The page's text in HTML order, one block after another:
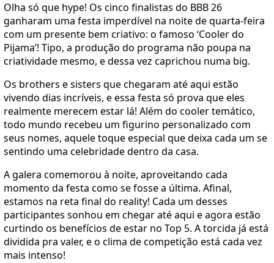
Olha só que hype! Os cinco finalistas do BBB 26
ganharam uma festa imperdível na noite de quarta-feira
com um presente bem criativo: o famoso ‘Cooler do
Pijama’! Tipo, a produção do programa não poupa na
criatividade mesmo, e dessa vez caprichou numa big.
Os brothers e sisters que chegaram até aqui estão
vivendo dias incríveis, e essa festa só prova que eles
realmente merecem estar lá! Além do cooler temático,
todo mundo recebeu um figurino personalizado com
seus nomes, aquele toque especial que deixa cada um se
sentindo uma celebridade dentro da casa.
A galera comemorou à noite, aproveitando cada
momento da festa como se fosse a última. Afinal,
estamos na reta final do reality! Cada um desses
participantes sonhou em chegar até aqui e agora estão
curtindo os benefícios de estar no Top 5. A torcida já está
dividida pra valer, e o clima de competição está cada vez
mais intenso!